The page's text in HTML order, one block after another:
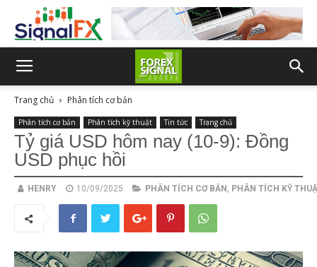
Trang chủ Phân tích cơ bản
Phân tích cơ bản Phân tích kỹ thuật Tin tức Trang chủ
Tỷ giá USD hôm nay (10-9): Đồng
USD phục hồi
HENRY 10/09/2025 PHÂN TÍCH CƠ BẢN , PHÂN TÍCH KỸ